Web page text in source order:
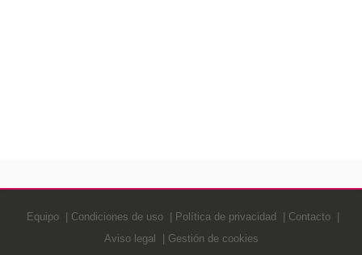
Equipo Condiciones de uso Política de privacidad
Contacto
Aviso legal
Gestión de cookies